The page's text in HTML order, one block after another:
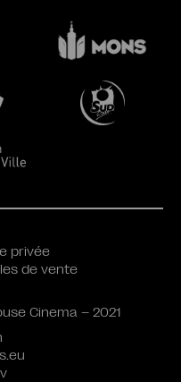
privée
de vente
Cinema – 2021